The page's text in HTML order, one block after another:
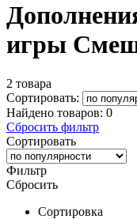
игры
2 товара
Сортировать:
Найдено товаров: 0
Сбросить фильтр
Сортировать
Фильтр
Сбросить
Сортировка